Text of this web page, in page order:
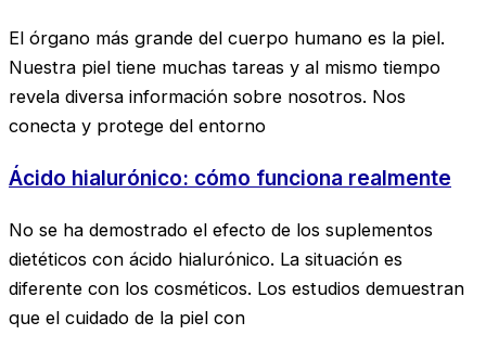
El órgano más grande del cuerpo humano es la piel.
Nuestra piel tiene muchas tareas y al mismo tiempo
revela diversa información sobre nosotros. Nos
conecta y protege del entorno
Ácido hialurónico: cómo funciona realmente
No se ha demostrado el efecto de los suplementos
dietéticos con ácido hialurónico. La situación es
diferente con los cosméticos. Los estudios demuestran
que el cuidado de la piel con